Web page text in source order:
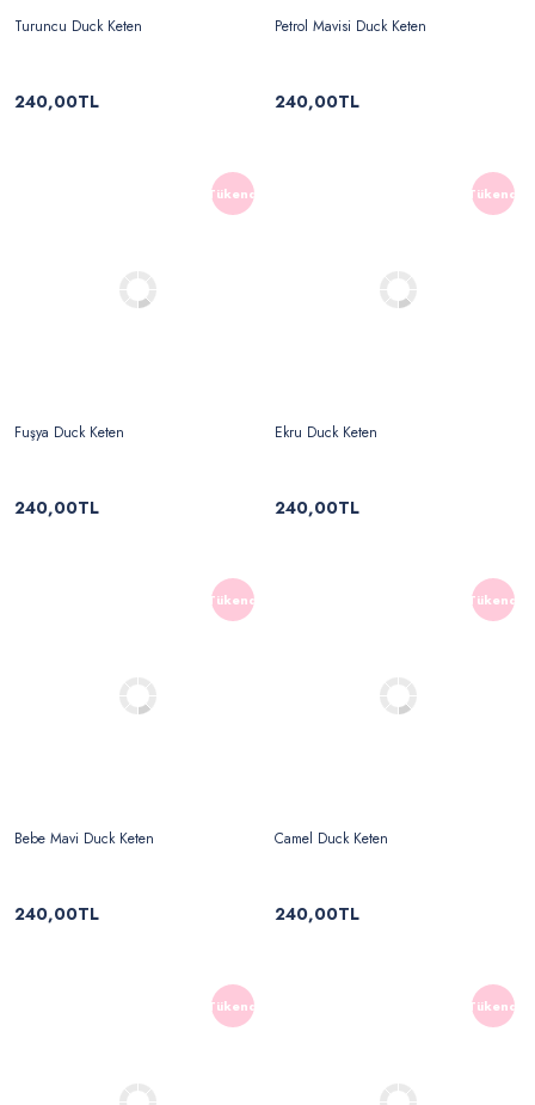
Turuncu Duck Keten
240,00TL
Petrol Mavisi Duck Keten
240,00TL
Tükendi
Fuşya Duck Keten
240,00TL
Tükendi
Ekru Duck Keten
240,00TL
Tükendi
Bebe Mavi Duck Keten
240,00TL
Tükendi
Camel Duck Keten
240,00TL
Tükendi Tükendi